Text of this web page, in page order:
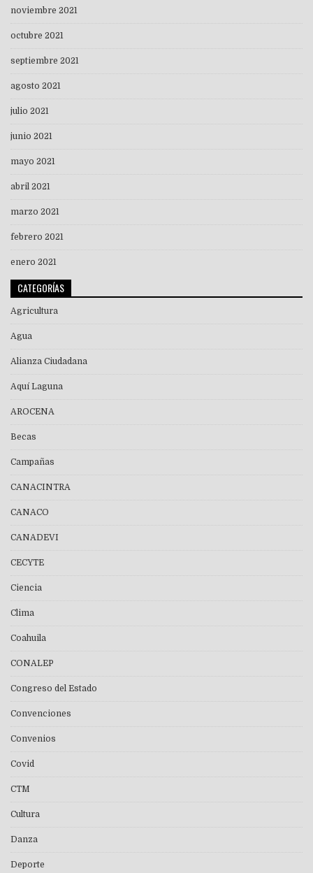
noviembre 2021
octubre 2021
septiembre 2021
agosto 2021
julio 2021
junio 2021
mayo 2021
abril 2021
marzo 2021
febrero 2021
enero 2021
CATEGORÍAS
Agricultura
Agua
Alianza Ciudadana
Aquí Laguna
AROCENA
Becas
Campañas
CANACINTRA
CANACO
CANADEVI
CECYTE
Ciencia
Clima
Coahuila
CONALEP
Congreso del Estado
Convenciones
Convenios
Covid
CTM
Cultura
Danza
Deporte